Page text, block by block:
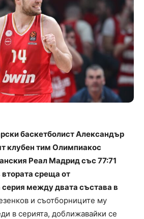
баскетболист Александър
клубен тим Олимпиакос
Реал Мадрид със 77:71
среща от
между двата състава в
и съотборниците му
в серията, доближавайки се